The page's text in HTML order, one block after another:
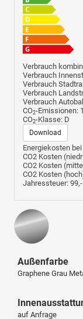
Verbrauch
Verbrauch
Verbrauch
Verbrauch
Verbrauch
CO2-Emissionen:
CO2-Klasse: D
Download
Energiekosten
CO2 Kosten
CO2 Kosten
CO2 Kosten
Jahressteuer:
Außenfarbe
Graphene Grau
auf Anfrage